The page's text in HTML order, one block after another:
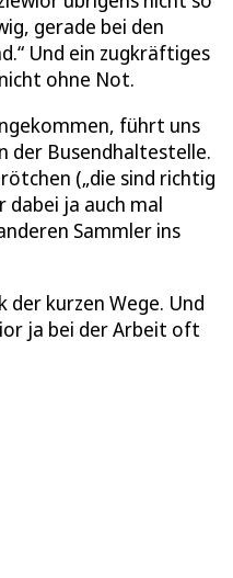
gerade bei den
Und ein zugkräftiges
ohne Not.
führt uns
der Busendhaltestelle.
(„die sind richtig
dabei ja auch mal
Sammler ins
der kurzen Wege. Und
ja bei der Arbeit oft